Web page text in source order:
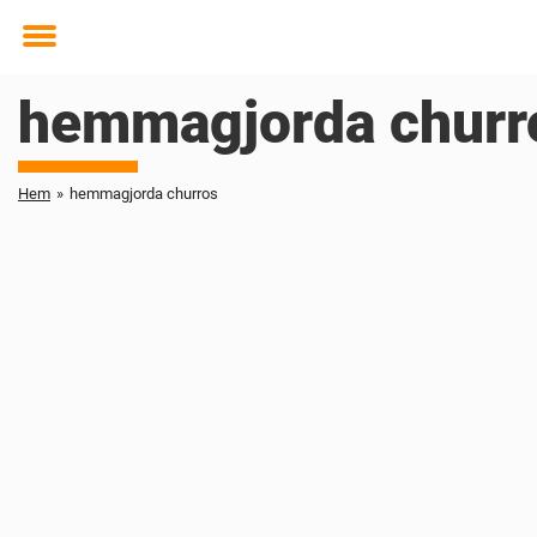
Toggle
hemmagjorda
Hem » hemmagjorda churros